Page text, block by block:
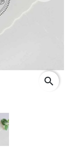
search